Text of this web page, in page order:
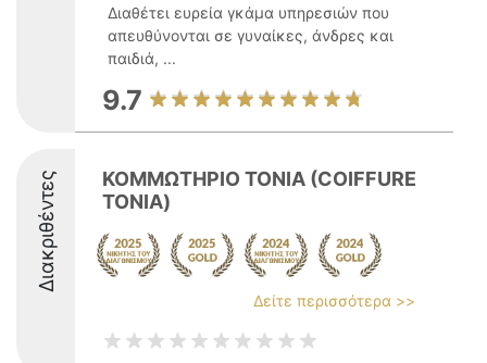
Διαθέτει ευρεία γκάμα υπηρεσιών που
απευθύνονται σε γυναίκες, άνδρες και
παιδιά, ...
9.7
Διακριθέντες
ΚΟΜΜΩΤΗΡΙΟ ΤΟΝΙΑ (COIFFURE
TONIA)
Δείτε περισσότερα >>